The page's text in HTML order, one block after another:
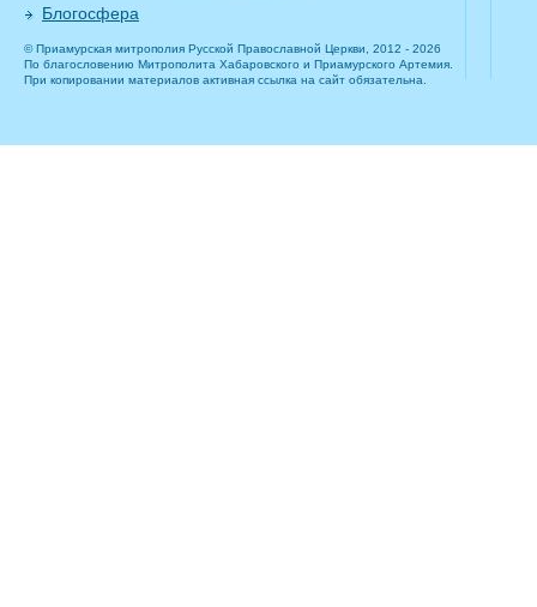
Блогосфера
© Приамурская митрополия Русской Православной Церкви, 2012 - 2026
По благословению Митрополита Хабаровского и Приамурского Артемия.
При копировании материалов активная ссылка на сайт обязательна.